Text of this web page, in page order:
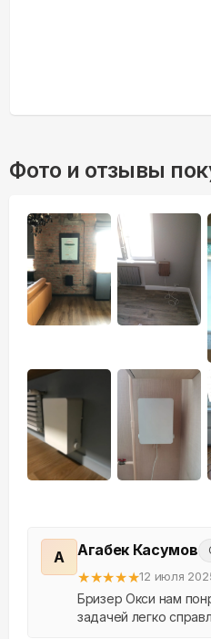
Фото и отзывы
А Агабек Касумов
★★★★★12 июля
Бризер Окси нам
задачей легко